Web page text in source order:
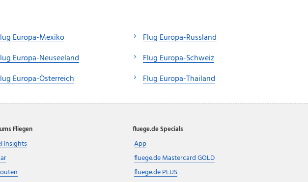
Europa-Mexiko
Europa-Neuseeland
Europa-Österreich
Flug Europa-Russland
Flug Europa-Schweiz
Flug Europa-Thailand